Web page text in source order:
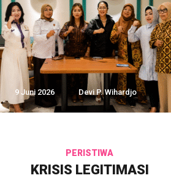
9 Juni 2026 Devi P. Wihardjo
PERISTIWA
KRISIS LEGITIMASI